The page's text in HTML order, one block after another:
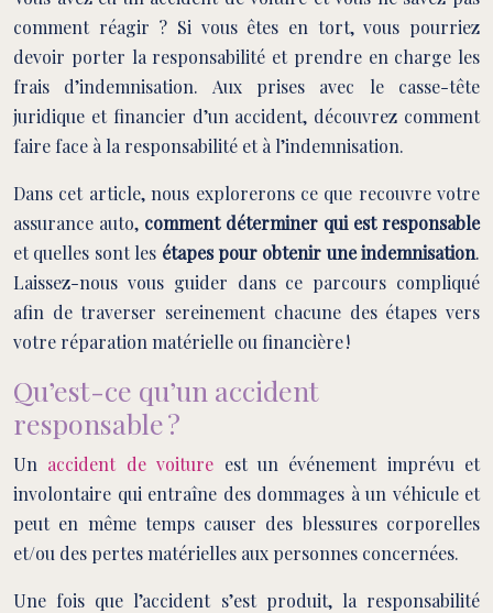
comment réagir ? Si vous êtes en tort, vous pourriez
devoir porter la responsabilité et prendre en charge les
frais d’indemnisation. Aux prises avec le casse-tête
juridique et financier d’un accident, découvrez comment
faire face à la responsabilité et à l’indemnisation.
Dans cet article, nous explorerons ce que recouvre votre
assurance auto, comment déterminer qui est responsable
et quelles sont les étapes pour obtenir une indemnisation.
Laissez-nous vous guider dans ce parcours compliqué
afin de traverser sereinement chacune des étapes vers
votre réparation matérielle ou financière !
Qu’est-ce qu’un accident
responsable ?
Un accident de voiture est un événement imprévu et
involontaire qui entraîne des dommages à un véhicule et
peut en même temps causer des blessures corporelles
et/ou des pertes matérielles aux personnes concernées.
Une fois que l’accident s’est produit, la responsabilité